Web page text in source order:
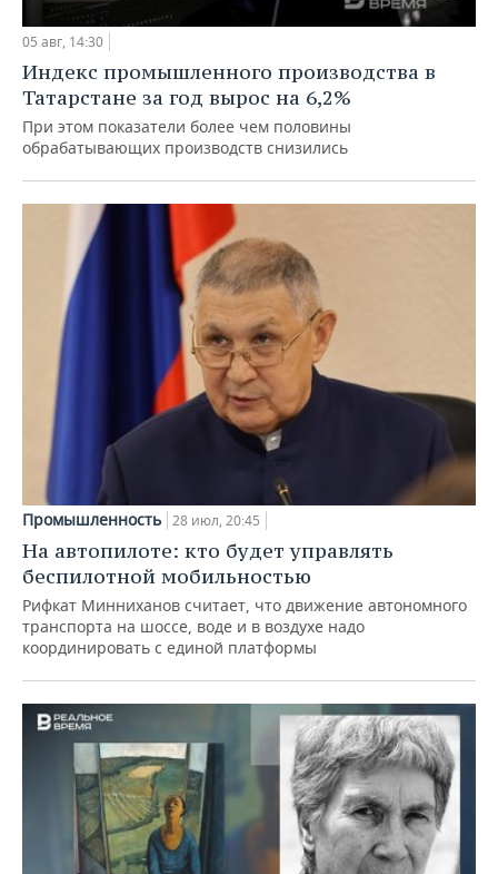
05 авг, 14:30
Индекс промышленного производства в
Татарстане за год вырос на 6,2%
При этом показатели более чем половины
обрабатывающих производств снизились
Промышленность 28 июл, 20:45
На автопилоте: кто будет управлять
беспилотной мобильностью
Рифкат Минниханов считает, что движение автономного
транспорта на шоссе, воде и в воздухе надо
координировать с единой платформы